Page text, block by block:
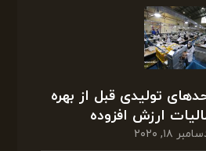
تولیدی قبل از بهره
ارزش افزوده
۱۸, ۲۰۲۰